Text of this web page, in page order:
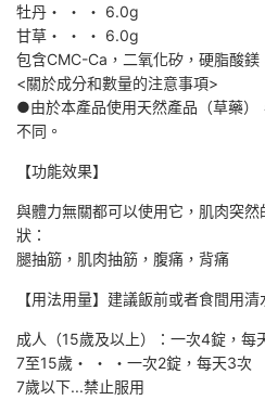
牡丹・ ・ ・ 6.0g
甘草・ ・ ・ 6.0g
包含CMC-Ca，二氧化矽，硬脂酸
<關於成分和數量的注意事項>
●由於本產品使用天然產品（草藥）
不同。
【功能效果】
與體力無關都可以使用它，肌肉突
狀：
腿抽筋，肌肉抽筋，腹痛，背痛
【用法用量】建議飯前或者食間用
成人（15歲及以上）：一次4錠，每
7至15歲・ ・ ・一次2錠，每天3次
7歲以下...禁止服用